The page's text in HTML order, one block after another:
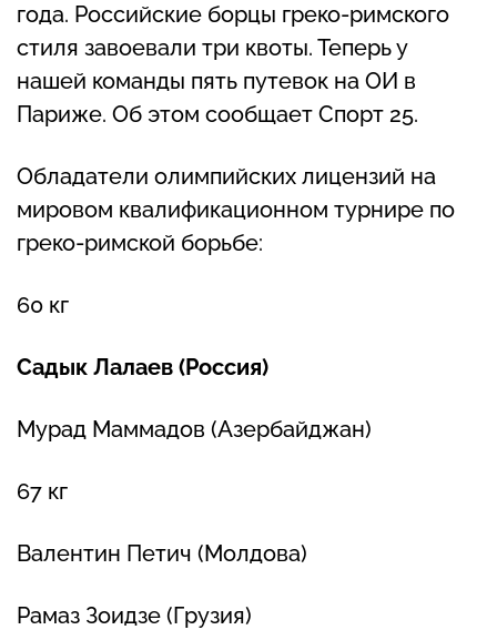
года. Российские борцы греко-римского
стиля завоевали три квоты. Теперь у
нашей команды пять путевок на ОИ в
Париже. Об этом сообщает Спорт 25.
Обладатели олимпийских лицензий на
мировом квалификационном турнире по
греко-римской борьбе:
60 кг
Садык Лалаев (Россия)
Мурад Маммадов (Азербайджан)
67 кг
Валентин Петич (Молдова)
Рамаз Зоидзе (Грузия)